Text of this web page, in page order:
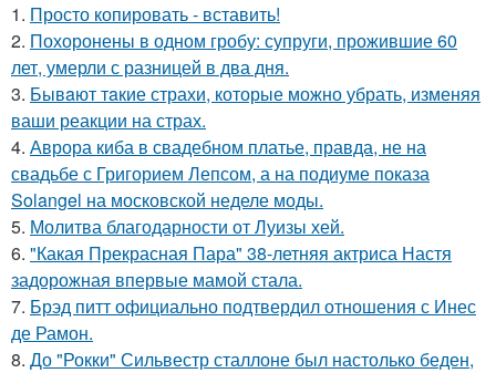
1. Просто копировать - вставить!
2. Похоронены в одном гробу: супруги, прожившие 60
лет, умерли с разницей в два дня.
3. Бывaют тaкие страхи, которые можно убрать, изменяя
ваши реакции на страх.
4. Аврора киба в свадебном платье, правда, не на
свадьбе с Григорием Лепсом, а на подиуме показа
Solangel на московской неделе моды.
5. Молитва благодарности от Луизы хей.
6. "Какая Прекрасная Пара" 38-летняя актриса Настя
задорожная впервые мамой стала.
7. Брэд питт официально подтвердил отношения с Инес
де Рамон.
8. До "Рокки" Сильвестр сталлоне был настолько беден,